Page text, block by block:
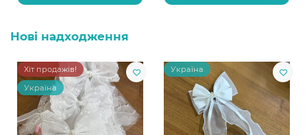
Нові надходження
Хіт продажів!
Україна
Україна